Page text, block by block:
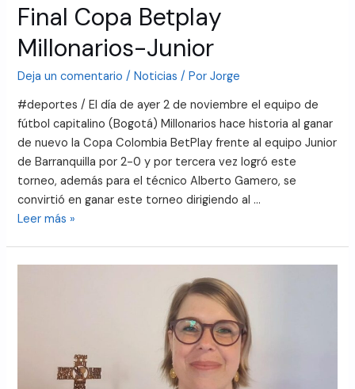
Final Copa Betplay
Millonarios-Junior
Deja un comentario /Noticias / PorJorge
#deportes / El día de ayer 2 de noviembre el equipo de
fútbol capitalino (Bogotá) Millonarios hace historia al ganar
de nuevo la Copa Colombia BetPlay frente al equipo Junior
de Barranquilla por 2-0 y por tercera vez logró este
torneo, además para el técnico Alberto Gamero, se
convirtió en ganar este torneo dirigiendo al …
Leer más »